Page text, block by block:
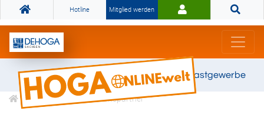
Hotline Mitglied werden
Gemeinsam stark für das Gastgewerbe
DEHOGA Kooperationspartner